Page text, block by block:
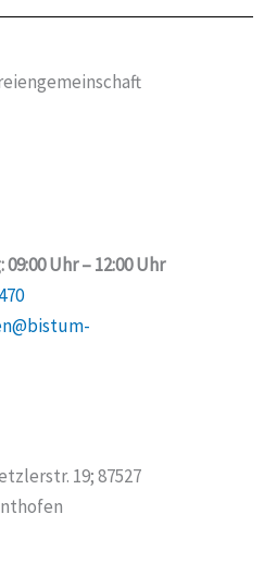
Uhr – 12:00 Uhr
19; 87527